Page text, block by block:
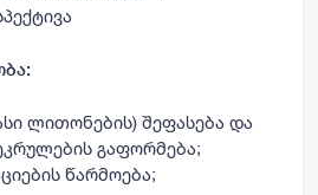
ლითონების) შეფასება და
გაფორმება;
წარმოება;